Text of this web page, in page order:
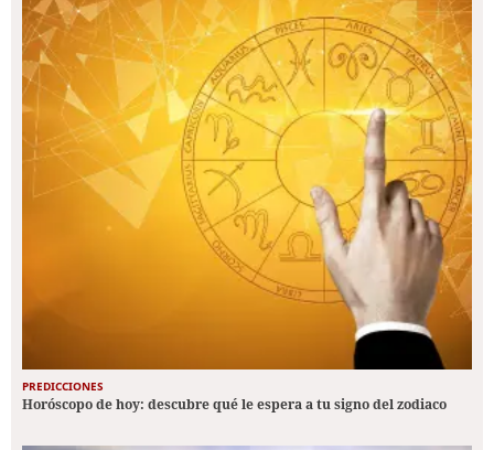
PREDICCIONES
Horóscopo de hoy: descubre qué le espera a tu signo del zodiaco